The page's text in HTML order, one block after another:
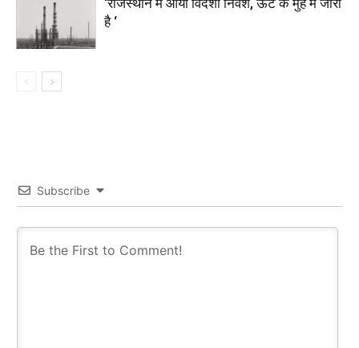
है ‘
Subscribe